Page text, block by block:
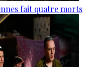
fait quatre morts